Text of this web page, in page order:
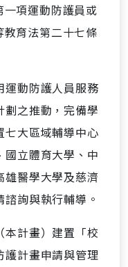
項運動防護員或
育法第二十七條
運動防護人員服務
劃之推動，完備學
七大區域輔導中心
國立體育大學、中
雄醫學大學及慈濟
詢與執行輔導。
本計畫）建置「校
護計畫申請與管理